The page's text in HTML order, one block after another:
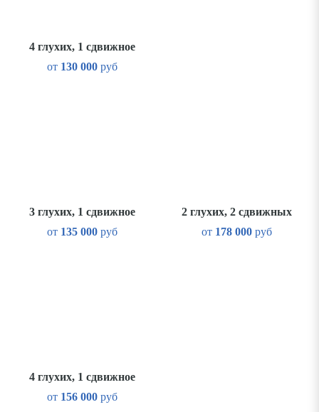
4 глухих, 1 сдвижное
от 130 000руб
3 глухих, 1 сдвижное
от 135 000руб
2 глухих, 2 сдвижных
от 178 000 руб
4 глухих, 1 сдвижное
от 156 000руб